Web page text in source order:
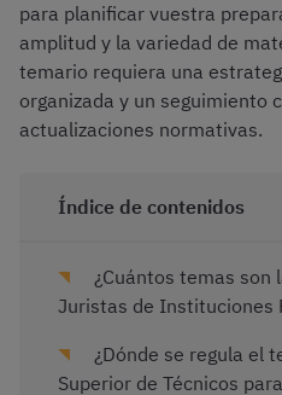
para planificar vuestra
amplitud y la variedad de
temario requiera una
organizada y un seguimiento
actualizaciones normativas.
Índice de contenidos
¿Cuántos temas son
Juristas de Instituciones
¿Dónde se regula el
Superior de Técnicos